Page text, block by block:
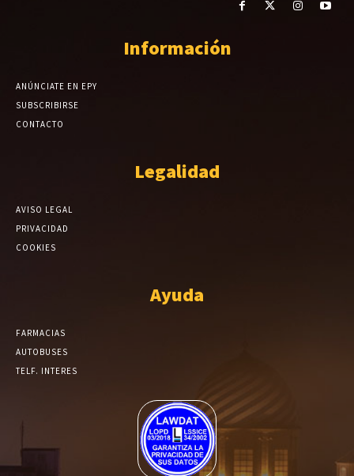
Información
ANÚNCIATE EN EPY
SUBSCRIBIRSE
CONTACTO
Legalidad
AVISO LEGAL
PRIVACIDAD
COOKIES
Ayuda
FARMACIAS
AUTOBUSES
TELF. INTERES